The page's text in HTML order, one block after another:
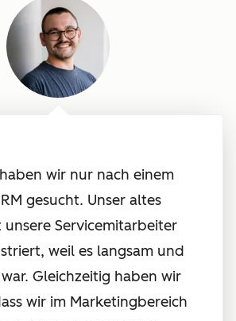
wir nur nach einem
gesucht. Unser altes
unsere Servicemitarbeiter
weil es langsam und
Gleichzeitig haben wir
wir im Marketingbereich